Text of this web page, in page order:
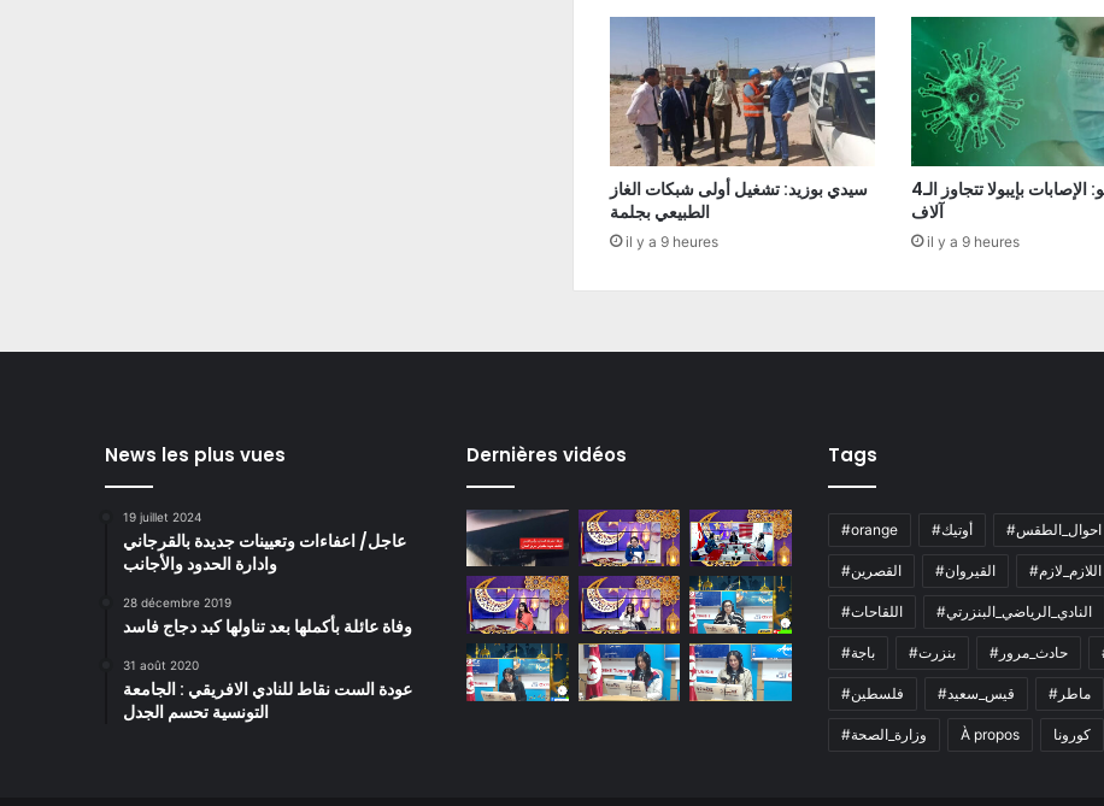
سيدي بوزيد: تشغيل أولى شبكات الغاز
الطبيعي بجلمة
il y a 9 heures
الكونغو: الإصابات بإيبولا تتجاوز الـ4
آلاف
il y a 9 heures
News les plus vues
19 juillet 2024
عاجل/ اعفاءات وتعيينات جديدة بالقرجاني
وادارة الحدود والأجانب
28 décembre 2019
وفاة عائلة بأكملها بعد تناولها كبد دجاج فاسد
31 août 2020
عودة الست نقاط للنادي الافريقي : الجامعة
التونسية تحسم الجدل
Dernières vidéos Tags
#orange #أوتيك #احوال_الطقس
#القصرين #القيروان #اللازم_لازم
#اللقاحات #النادي_الرياضي_البنزرتي
#باجة #بنزرت #حادث_مرور
#فلسطين #قيس_سعيد #ماطر
#وزارة_الصحة À propos كورونا